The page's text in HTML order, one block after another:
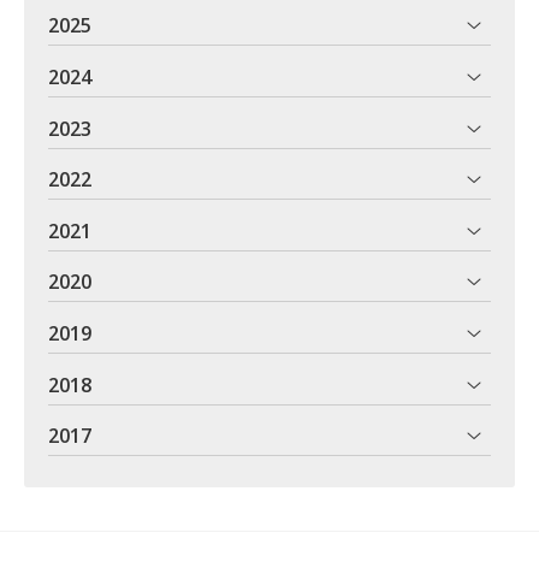
2025
2024
2023
2022
2021
2020
2019
2018
2017